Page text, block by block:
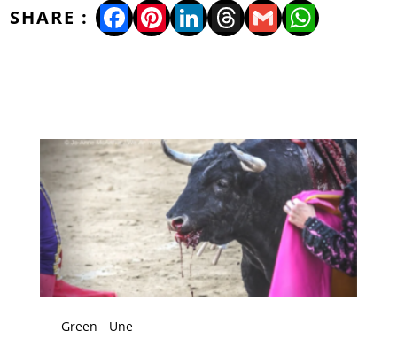
Facebook
Pinterest
LinkedIn
Threads
Gmail
Green Une